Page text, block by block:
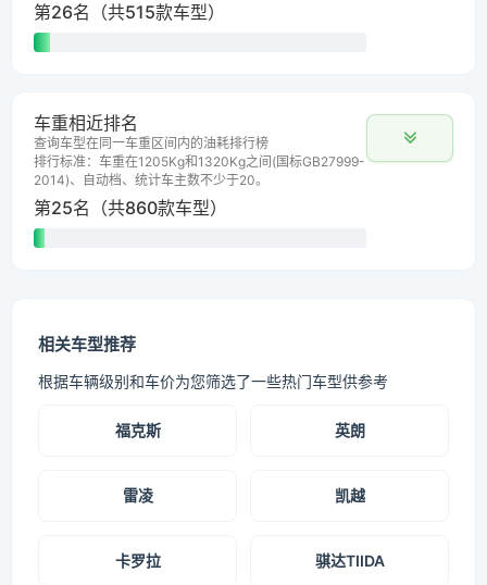
第26名（共515款车型）
车重相近排名
查询车型在同一车重区间内的油耗排行榜
排行标准：车重在1205Kg和1320Kg之间(国标GB27999-
2014)、自动档、统计车主数不少于20。
第25名（共860款车型）
相关车型推荐
根据车辆级别和车价为您筛选了一些热门车型供参考
福克斯 英朗
雷凌 凯越
卡罗拉 骐达TIIDA